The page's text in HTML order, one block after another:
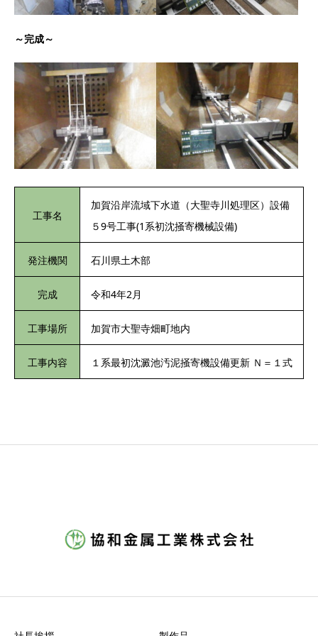
～完成～
工事名
加賀沿岸流域下水道（大聖寺川処理区）設備
５9号工事(1系初沈掻寄機械設備)
発注機関 石川県土木部
完成 令和4年2月
工事場所 加賀市大聖寺畑町地内
工事内容 １系最初沈澱池汚泥掻寄機設備更新 Ｎ＝１式